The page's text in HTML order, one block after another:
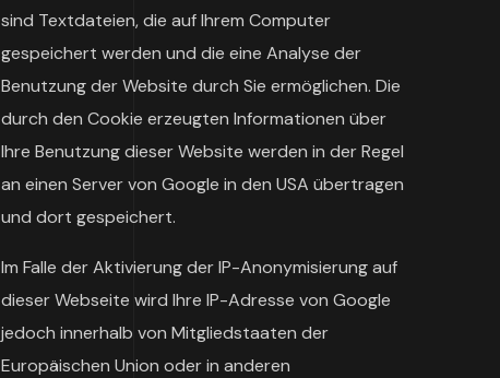
sind Textdateien, die auf Ihrem Computer
gespeichert werden und die eine Analyse der
Benutzung der Website durch Sie ermöglichen. Die
durch den Cookie erzeugten Informationen über
Ihre Benutzung dieser Website werden in der Regel
an einen Server von Google in den USA übertragen
und dort gespeichert.
Im Falle der Aktivierung der IP-Anonymisierung auf
dieser Webseite wird Ihre IP-Adresse von Google
jedoch innerhalb von Mitgliedstaaten der
Europäischen Union oder in anderen